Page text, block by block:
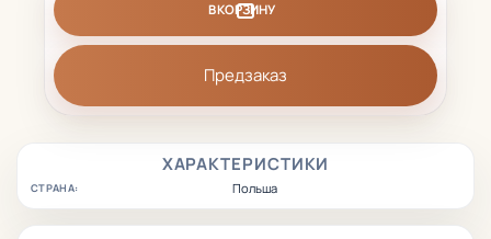
ХАРАКТЕРИСТИКИ
СТРАНА: Польша
В КОРЗИНУ
Предзаказ